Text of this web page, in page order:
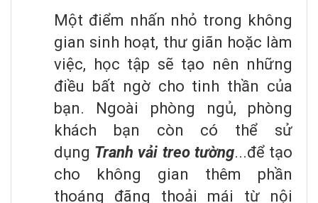
Một điểm nhấn nhỏ trong không
gian sinh hoạt, thư giãn hoặc làm
việc, học tập sẽ tạo nên những
điều bất ngờ cho tinh thần của
bạn. Ngoài phòng ngủ, phòng
khách bạn còn có thể sử
dụng Tranh vải treo tường...để tạo
cho không gian thêm phần
thoáng đãng thoải mái từ nội